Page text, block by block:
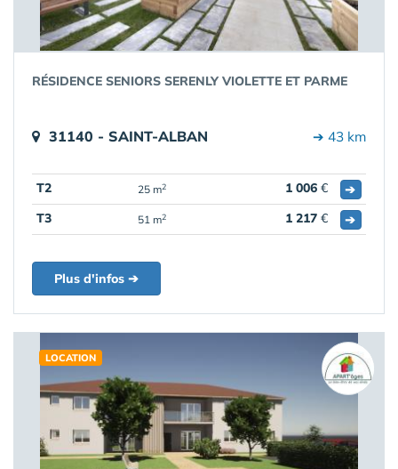
RÉSIDENCE SENIORS SERENLY VIOLETTE ET PARME
31140 - SAINT-ALBAN ➔ 43 km
T2 25 m2 1 006 €
➔
T3
51 m2 1 217 € ➔
Plus d'infos ➔
LOCATION